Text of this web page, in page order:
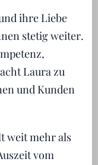
ihre Liebe
stetig weiter.
Laura zu
und Kunden
weit mehr als
vom